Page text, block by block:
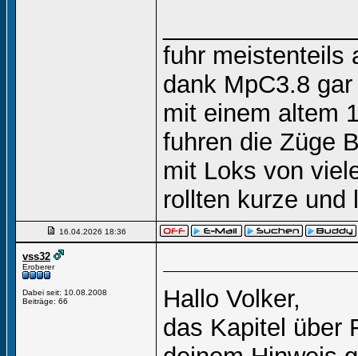
fuhr meistenteils
dank MpC3.8
mit einem altem
fuhren die Züge
mit Loks von
rollten kurze und
16.04.2026 18:36
vss32
Eroberer
Dabei seit: 10.08.2008
Beiträge: 66
Hallo Volker,
das Kapitel über